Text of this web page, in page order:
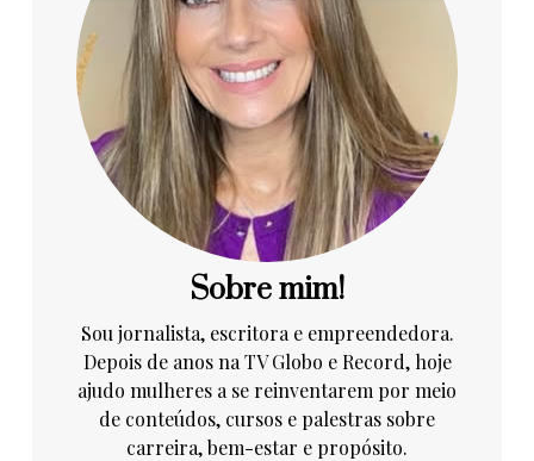
Sobre mim!
Sou jornalista, escritora e empreendedora.
Depois de anos na TV Globo e Record, hoje
ajudo mulheres a se reinventarem por meio
de conteúdos, cursos e palestras sobre
carreira, bem-estar e propósito.